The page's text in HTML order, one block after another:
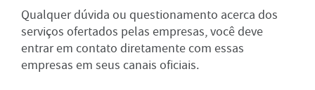
Qualquer dúvida ou questionamento acerca dos
serviços ofertados pelas empresas, você deve
entrar em contato diretamente com essas
empresas em seus canais oficiais.